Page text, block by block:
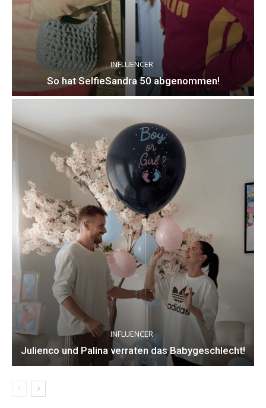
INFLUENCER
So hat SelfieSandra 50 abgenommen!
INFLUENCER
Julienco und Palina verraten das Babygeschlecht!